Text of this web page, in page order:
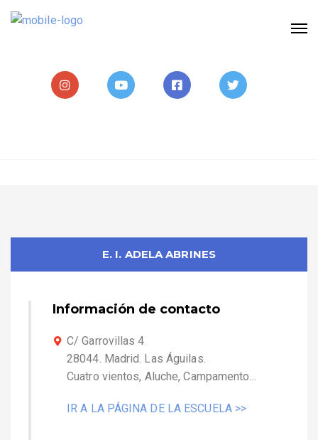
E. I. ADELA ABRINES
Información de contacto
C/ Garrovillas 4
28044. Madrid. Las Águilas.
Cuatro vientos, Aluche, Campamento…
IR A LA PÁGINA DE LA ESCUELA >>